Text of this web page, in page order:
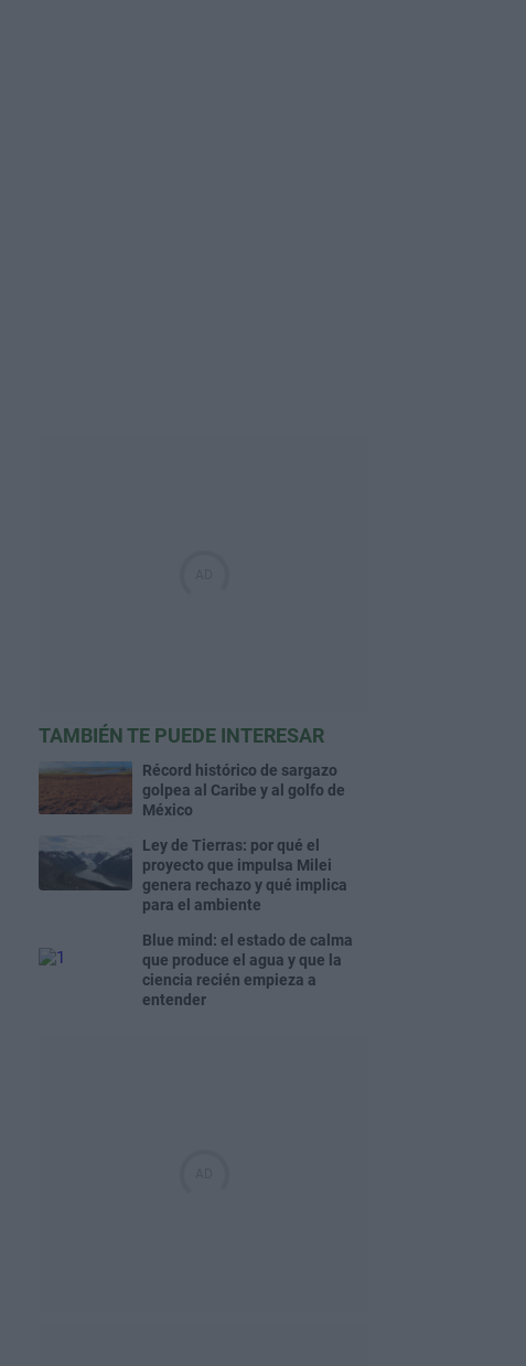
TAMBIÉN TE PUEDE INTERESAR
Récord histórico de sargazo
golpea al Caribe y al golfo de
México
Ley de Tierras: por qué el
proyecto que impulsa Milei
genera rechazo y qué implica
para el ambiente
Blue mind: el estado de calma
que produce el agua y que la
ciencia recién empieza a
entender